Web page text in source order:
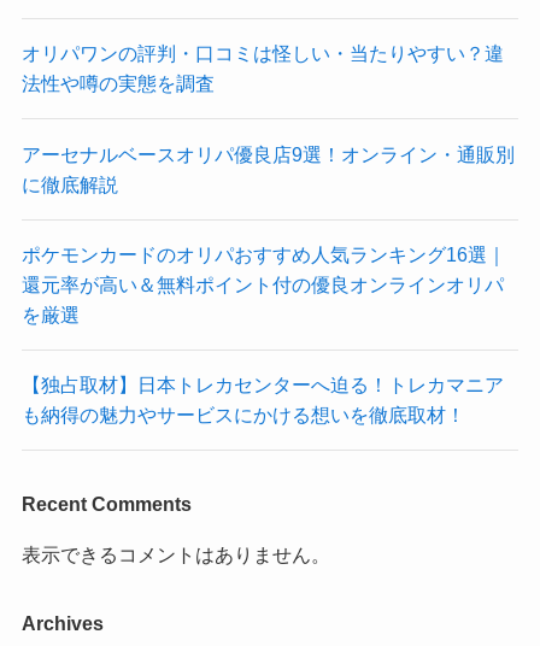
オリパワンの評判・口コミは怪しい・当たりやすい？違
法性や噂の実態を調査
アーセナルベースオリパ優良店9選！オンライン・通販別
に徹底解説
ポケモンカードのオリパおすすめ人気ランキング16選｜
還元率が高い＆無料ポイント付の優良オンラインオリパ
を厳選
【独占取材】日本トレカセンターへ迫る！トレカマニア
も納得の魅力やサービスにかける想いを徹底取材！
Recent Comments
表示できるコメントはありません。
Archives